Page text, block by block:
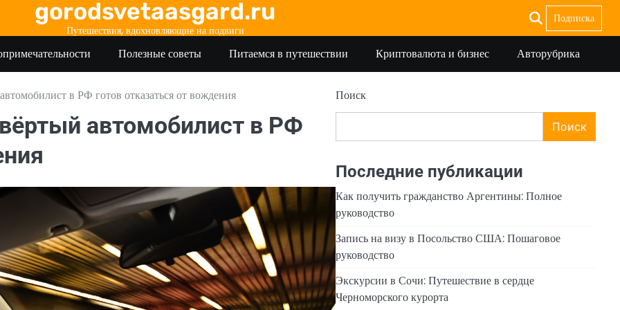
gorodsvetaasgard.ru
Путешествия, вдохновляющие на подвиги
Подписка
Полезные советы Питаемся в путешествии Криптовалюта и бизнес Авторубрика
в РФ готов отказаться от вождения
автомобилист в РФ
Поиск
Поиск
Последние публикации
Как получить гражданство Аргентины: Полное
руководство
Запись на визу в Посольство США: Пошаговое
руководство
Экскурсии в Сочи: Путешествие в сердце
Черноморского курорта